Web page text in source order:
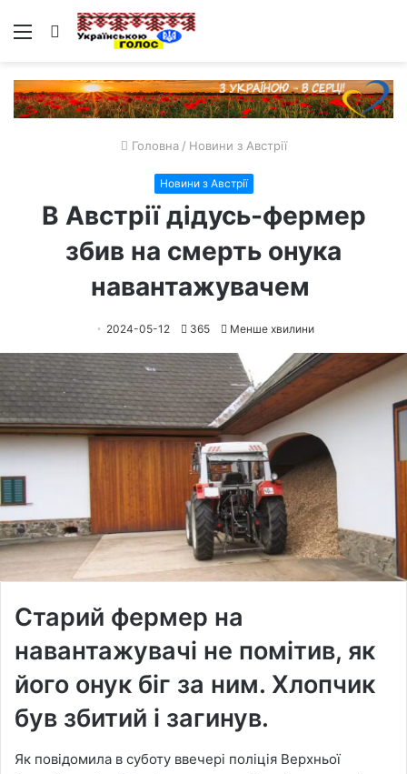
Меню Пошук
Головна / Новини з Австрії
Новини з Австрії
В Австрії дідусь-фермер
збив на смерть онука
навантажувачем
2024-05-12 365 Менше хвилини
Старий фермер на
навантажувачі не помітив, як
його онук біг за ним. Хлопчик
був збитий і загинув.
Як повідомила в суботу ввечері поліція Верхньої